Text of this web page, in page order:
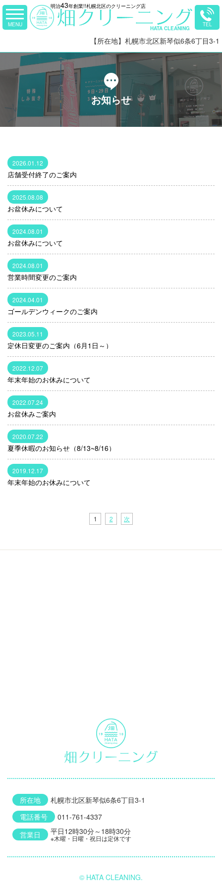
明治43年創業!!札幌北区のクリーニング店
【所在地】札幌市北区新琴似6条6丁目3-1
お知らせ
2026.01.12
店舗受付終了のご案内
2025.08.08
お盆休みについて
2024.08.01
お盆休みについて
2024.08.01
営業時間変更のご案内
2024.04.01
ゴールデンウィークのご案内
2023.05.11
定休日変更のご案内（6月1日～）
2022.12.07
年末年始のお休みについて
2022.07.24
お盆休みご案内
2020.07.22
夏季休暇のお知らせ（8/13~8/16）
2019.12.17
年末年始のお休みについて
1 2 次
所在地
札幌市北区新琴似6条6丁目3-1
電話番号
011-761-4337
営業日
平日12時30分～18時30分
※木曜・日曜・祝日は定休です
© HATA CLEANING.